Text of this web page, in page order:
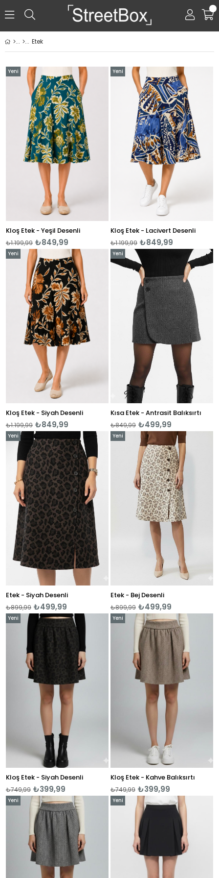
0
Etek
Kloş Etek - Yeşil Desenli
₺849,99
₺1.199,99
Yeni
Kloş Etek - Lacivert Desenli
₺849,99
₺1.199,99
Yeni
Kloş Etek - Siyah Desenli
₺849,99
₺1.199,99
Yeni
Kısa Etek - Antrasit Balıksırtı
₺499,99
₺849,99
Yeni
Ürün
Etek - Siyah Desenli
₺499,99
₺899,99
Yeni
Ürün
Etek - Bej Desenli
₺499,99
₺899,99
Yeni
Kloş Etek - Siyah Desenli
₺399,99
₺749,99
Yeni
Kloş Etek - Kahve Balıksırtı
₺399,99
₺749,99
Yeni
Yeni
Yeni